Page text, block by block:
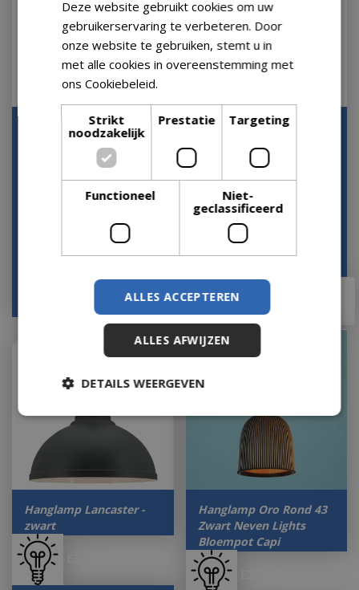
Lampenkap Webbing
30x60 cm
Lamp rotan blond
€91,95
Let op: bijna uitverkocht!
Hanglamp Lancaster -
zwart
Hanglamp Oro Rond 43
Zwart Neven Lights
Bloempot Capi
Deze website gebruikt cookies om uw
gebruikerservaring te verbeteren. Door
onze website te gebruiken, stemt u in
met alle cookies in overeenstemming met
ons Cookiebeleid.
Strikt
noodzakelijk
Prestatie Targeting
Functioneel
Niet-
geclassificeerd
ALLES ACCEPTEREN
ALLES AFWIJZEN
DETAILS WEERGEVEN